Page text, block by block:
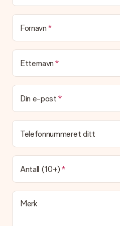
Blir gaven min pakket inn?
(Foreløpig) tilbyr vi ikke denne
Leveringstid,
Kan jeg velge en
Det er ikke mulig å velge en
Leveringstiden er indikert på
stole på at vår operatør leverer
Hvilke leveringsalternativer
For tiden er det ikke mulig å
Gaven du bestiller sendes enten
postbokslevering. Vil du vite
faller inn under? Ta kontakt med
Fornavn
Etternavn
Din e-post
Telefonnummeret ditt
Antall (10+)
Merk